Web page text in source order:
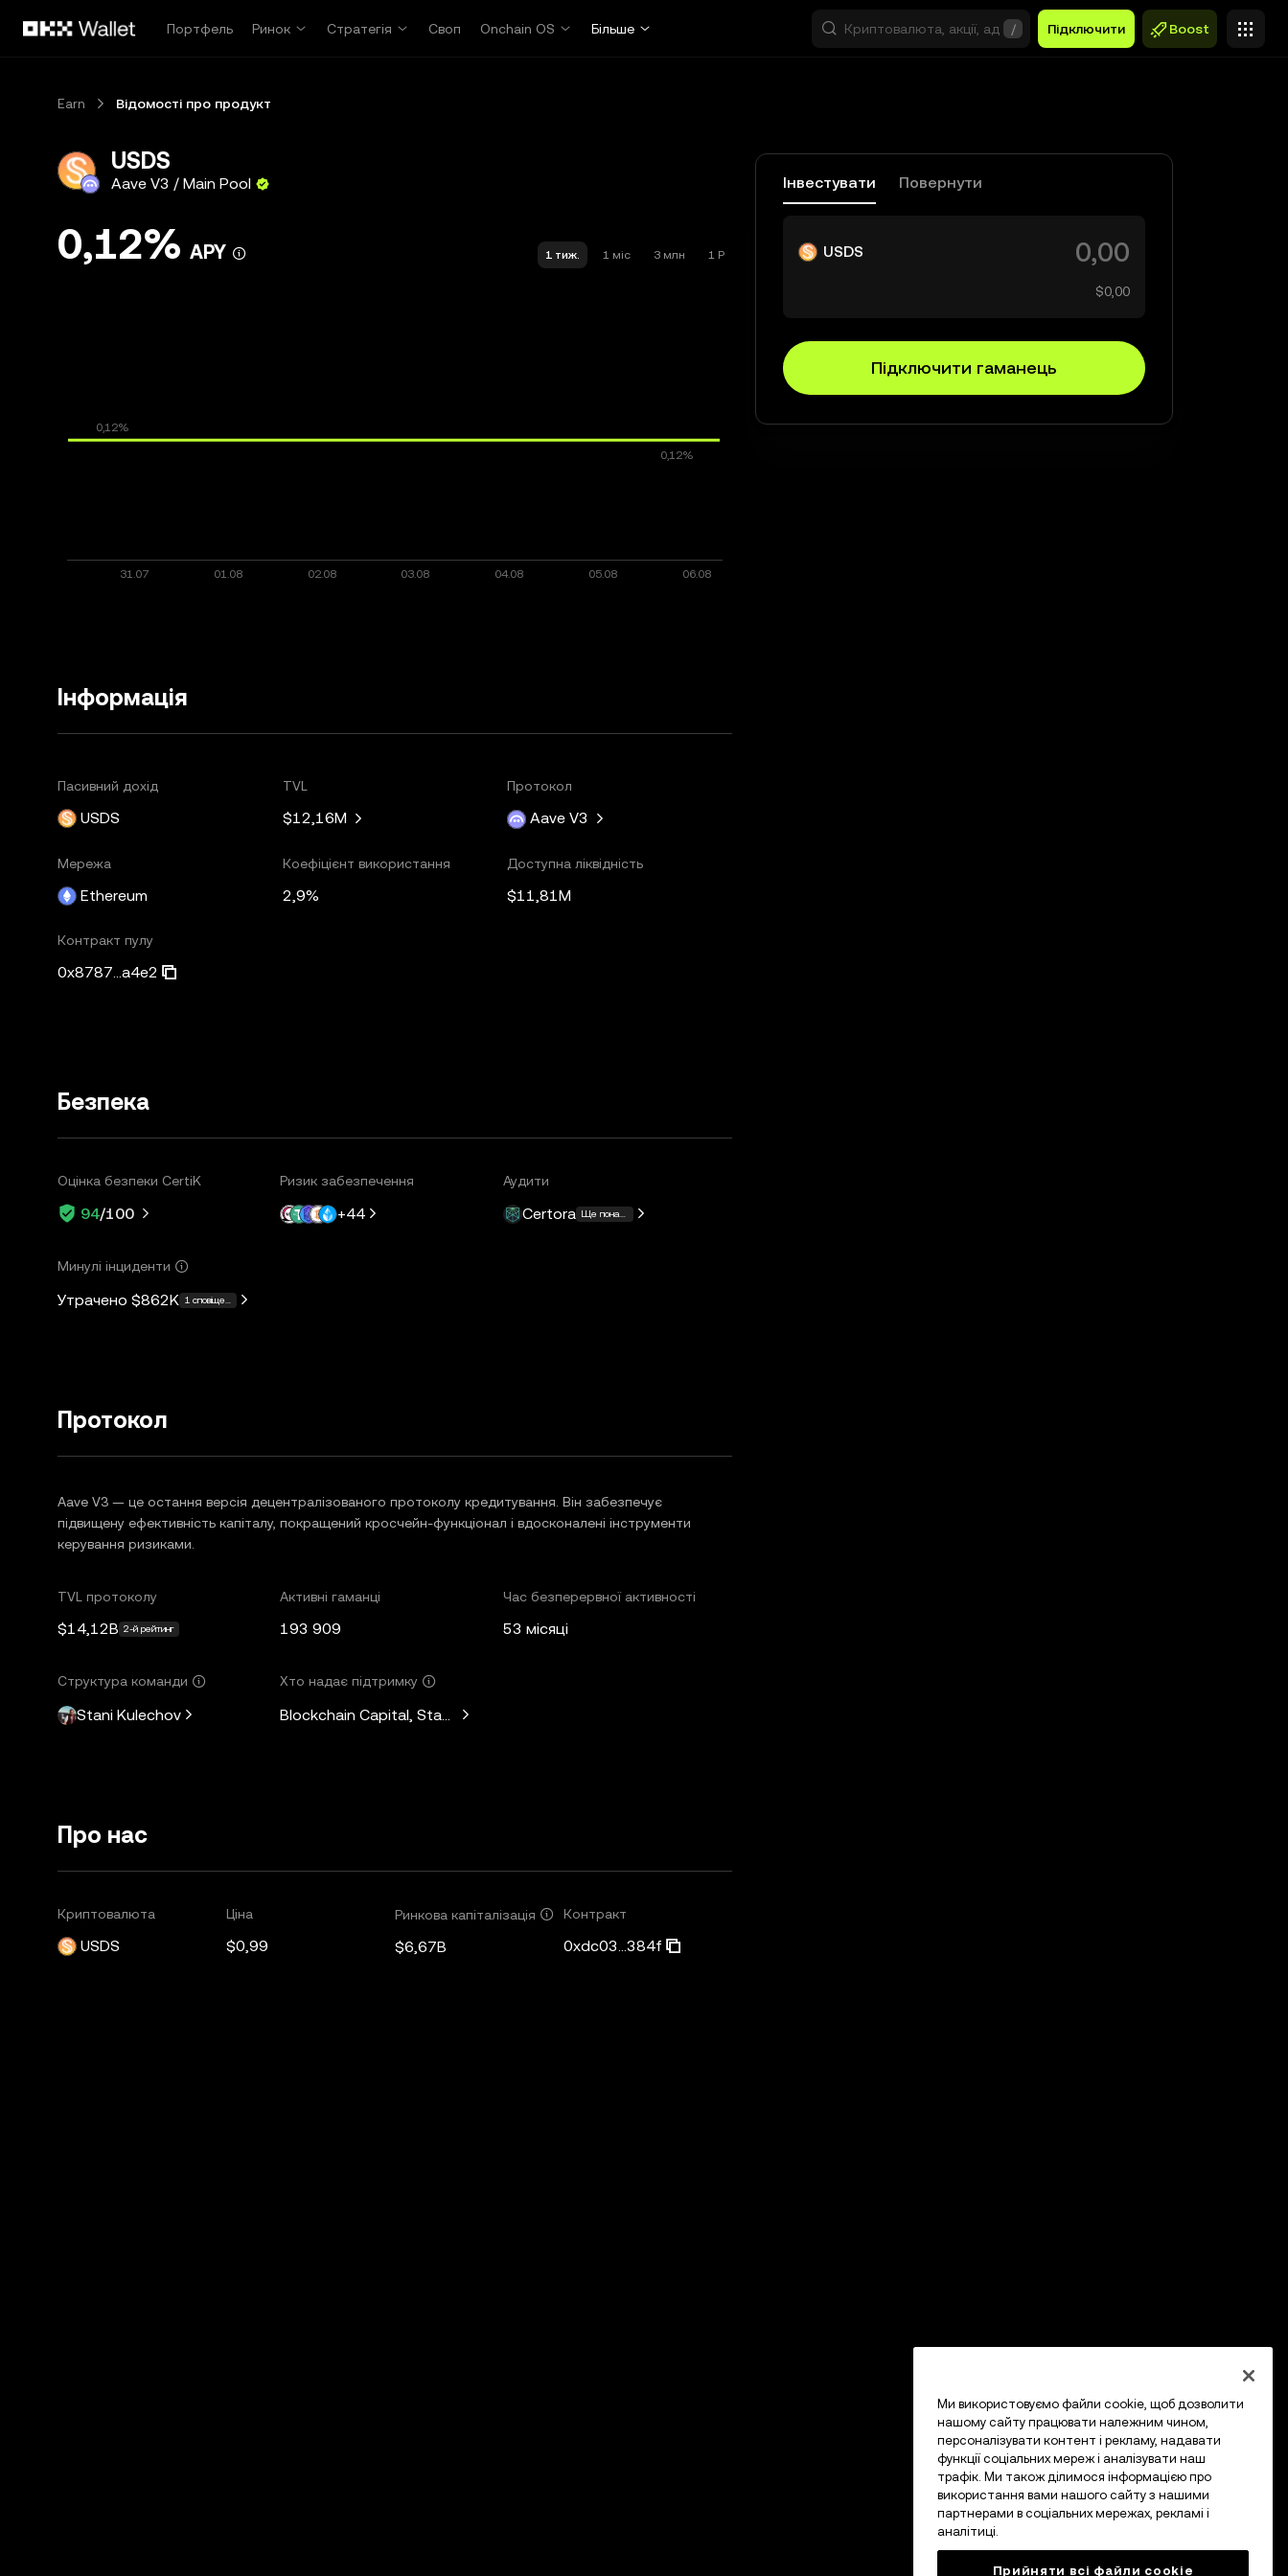
Портфель
Ринок Стратегія Своп Onchain OS Більше / Підключити Boost
Earn Відомості про продукт
USDS
Aave V3 / Main Pool
0,12% APY 1 тиж. 1 міс 3 млн 1 Р
Інформація
Пасивний дохід
USDS
TVL
$12,16M
Протокол
Aave V3
Мережа
Ethereum
Коефіцієнт використання
2,9%
Доступна ліквідність
$11,81M
Контракт пулу
0x8787...a4e2
Безпека
Оцінка безпеки CertiK
94/100
Ризик забезпечення
+44
Аудити
Certora Ще понад 15
Минулі інциденти
Утрачено $862K 1 сповіщення
Протокол
Aave V3 — це остання версія децентралізованого протоколу кредитування. Він забезпечує
підвищену ефективність капіталу, покращений кросчейн-функціонал і вдосконалені інструменти
керування ризиками.
TVL протоколу
$14,12B 2-й рейтинг
Активні гаманці
193 909
Час безперервної активності
53 місяці
Структура команди
Stani Kulechov
Хто надає підтримку
Blockchain Capital, Standard Crypto, Blockchain.com
Про нас
Криптовалюта
USDS
Ціна
$0,99
Ринкова капіталізація
$6,67B
Контракт
0xdc03...384f
Інвестувати Повернути
USDS
$0,00
Підключити гаманець
Ми використовуємо файли cookie, щоб дозволити
нашому сайту працювати належним чином,
персоналізувати контент і рекламу, надавати
функції соціальних мереж і аналізувати наш
трафік. Ми також ділимося інформацією про
використання вами нашого сайту з нашими
партнерами в соціальних мережах, рекламі і
аналітиці.
Прийняти всі файли сookie